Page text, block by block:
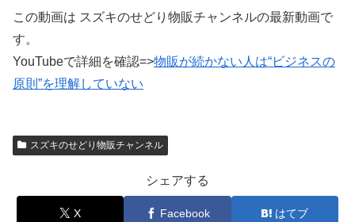
この動画は スズキのせどり物販チャンネルの最新動画で
す。
YouTubeで詳細を確認=>物販が続かない人は“ビジネスの
原則”を理解していない
スズキのせどり物販チャンネル
シェアする
X Facebook はてブ